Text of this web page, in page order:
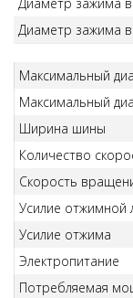
Диаметр зажима
Максимальный
Максимальный
Ширина шины
Количество
Скорость
Усилие отжимной
Усилие отжима
Электропитание
Потребляемая